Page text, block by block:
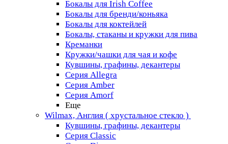
Бокалы для Irish Coffee
Бокалы для бренди/коньяка
Бокалы для коктейлей
Бокалы, стаканы и кружки для пива
Креманки
Кружки/чашки для чая и кофе
Кувшины, графины, декантеры
Серия Allegra
Серия Amber
Серия Amorf
Еще
Wilmax, Англия ( хрустальное стекло )
Кувшины, графины, декантеры
Серия Classic